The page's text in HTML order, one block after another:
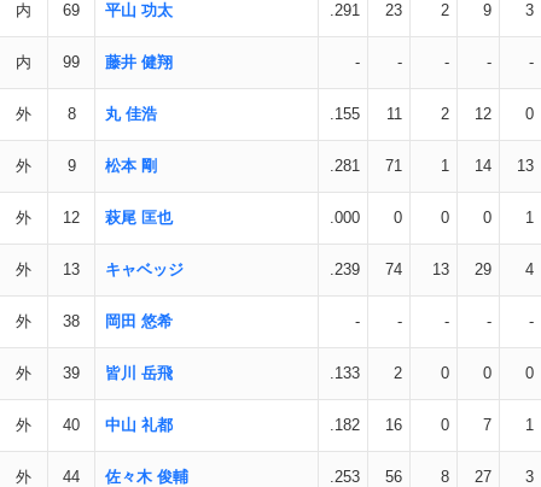
内 69 平山 功太 .291 23 2 9 3
内 99 藤井 健翔 - - - - -
外 8 丸 佳浩 .155 11 2 12 0
外 9 松本 剛 .281 71 1 14 13
外 12 萩尾 匡也 .000 0 0 0 1
外 13 キャベッジ .239 74 13 29 4
外 38 岡田 悠希 - - - - -
外 39 皆川 岳飛 .133 2 0 0 0
外 40 中山 礼都 .182 16 0 7 1
外 44 佐々木 俊輔 .253 56 8 27 3